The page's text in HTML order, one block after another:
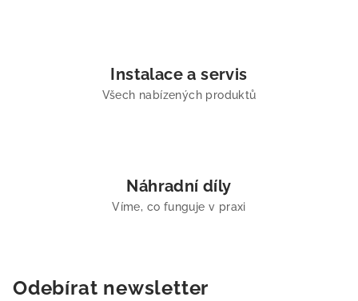
Instalace a servis
Všech nabízených produktů
Náhradní díly
Víme, co funguje v praxi
Odebírat newsletter